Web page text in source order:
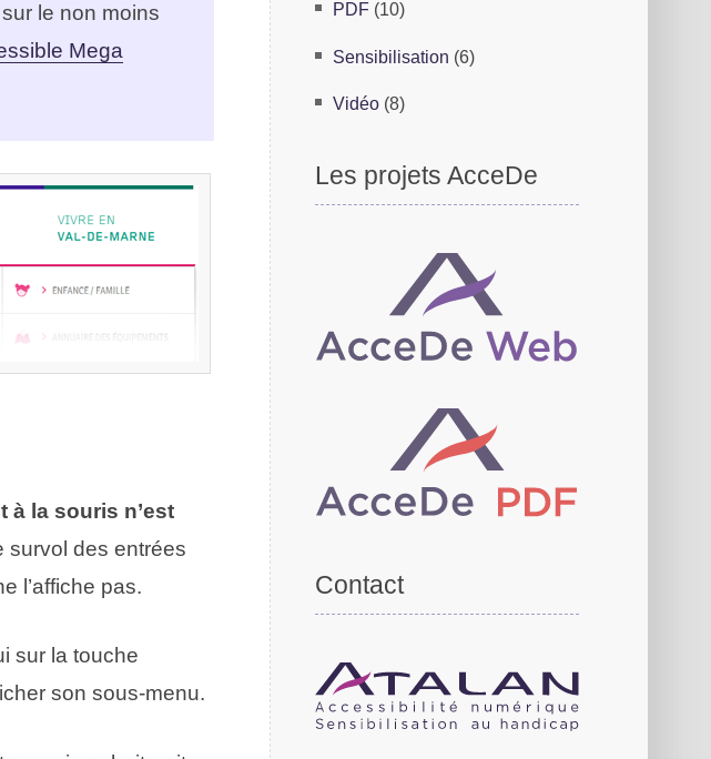
le non moins
Mega
à la souris n’est
survol des entrées
l’affiche pas.
sur la touche
son sous-menu.
PDF (10)
Sensibilisation (6)
Vidéo (8)
Les projets AcceDe
Contact